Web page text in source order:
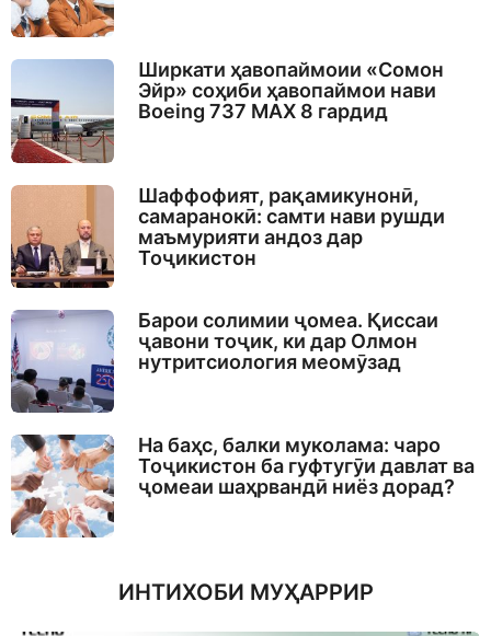
Ширкати ҳавопаймоии «Сомон
Эйр» соҳиби ҳавопаймои нави
Boeing 737 MAX 8 гардид
Шаффофият, рақамикунонӣ,
самаранокӣ: самти нави рушди
маъмурияти андоз дар
Тоҷикистон
Барои солимии ҷомеа. Қиссаи
ҷавони тоҷик, ки дар Олмон
нутритсиология меомӯзад
На баҳс, балки муколама: чаро
Тоҷикистон ба гуфтугӯи давлат ва
ҷомеаи шаҳрвандӣ ниёз дорад?
ИНТИХОБИ МУҲАРРИР